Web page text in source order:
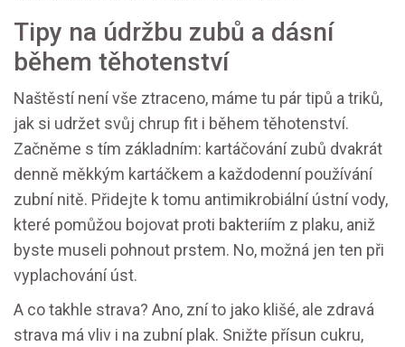
Tipy na údržbu zubů a dásní
během těhotenství
Naštěstí není vše ztraceno, máme tu pár tipů a triků,
jak si udržet svůj chrup fit i během těhotenství.
Začněme s tím základním: kartáčování zubů dvakrát
denně měkkým kartáčkem a každodenní používání
zubní nitě. Přidejte k tomu antimikrobiální ústní vody,
které pomůžou bojovat proti bakteriím z plaku, aniž
byste museli pohnout prstem. No, možná jen ten při
vyplachování úst.
A co takhle strava? Ano, zní to jako klišé, ale zdravá
strava má vliv i na zubní plak. Snižte přísun cukru,